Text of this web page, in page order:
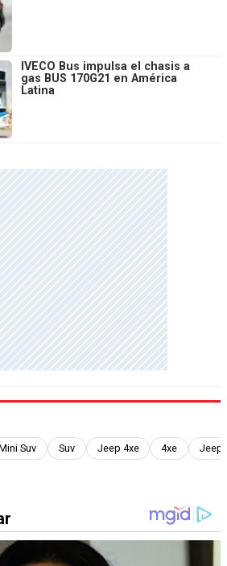
IVECO Bus impulsa el chasis a
gas BUS 170G21 en América
Latina
Suv Suv Jeep 4xe 4xe Jeep